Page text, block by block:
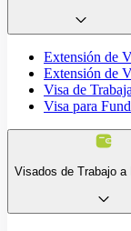
Extensión de
Extensión de
Visa de
Visa para
Visados de Trabajo a